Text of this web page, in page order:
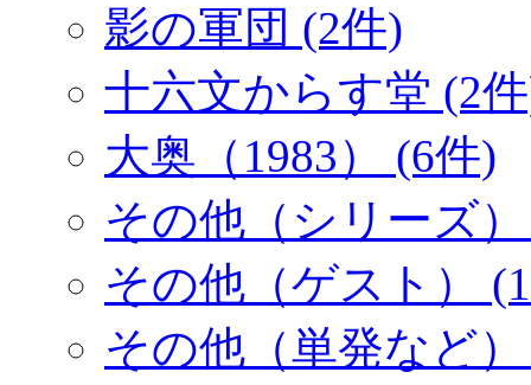
影の軍団 (2件)
十六文からす堂 (2
大奥（1983） (6件)
その他（シリーズ
その他（ゲスト）
その他（単発など